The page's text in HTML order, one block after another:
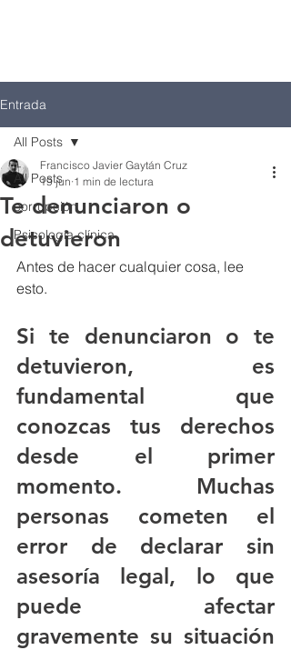
Entrada
All Posts
corrupción
Psicología clínica
All Posts
Te denunciaron o
detuvieron
Francisco Javier Gaytán Cruz
19 jun 1 min de lectura
Antes de hacer cualquier cosa, lee
esto.
Si te denunciaron o te
detuvieron, es
fundamental que
conozcas tus derechos
desde el primer
momento. Muchas
personas cometen el
error de declarar sin
asesoría legal, lo que
puede afectar
gravemente su situación